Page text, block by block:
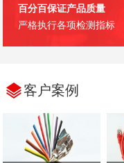
百分百保证产品质量
严格执行各项检测指标
客户案例